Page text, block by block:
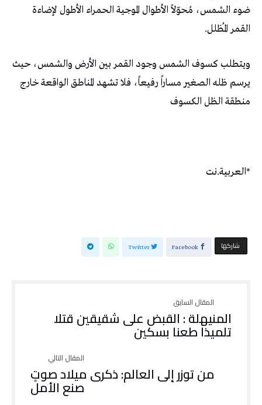
ضوء الشمس، مُحوّلاً الأطوال الموجية الحمراء الأطول لإضاءة
القمر المُظلل.
ويتطلب كسوف الشمس وجود القمر بين الأرض والشمس، حيث
يرسم ظله الصغير مساراً رفيعاً، فلا تشهد المناطق الواقعة خارج
منطقة الظل الكسوف
*العربية.نت
‫‫ شاركها‬ Facebook
Twitter
المنيهلة : القبض على شقيقين قتلا
تلميذا طعنا بسكين
من توزر إلى العالم: ذكرى ميلاد صوتٍ
صنع الأمل